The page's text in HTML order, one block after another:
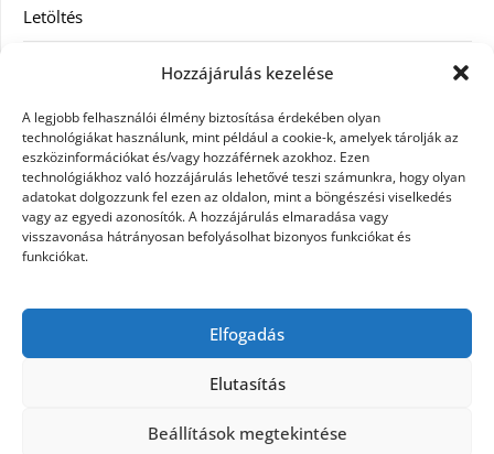
Hozzájárulás kezelése
A legjobb felhasználói élmény biztosítása érdekében olyan
technológiákat használunk, mint például a cookie-k, amelyek tárolják az
eszközinformációkat és/vagy hozzáférnek azokhoz. Ezen
technológiákhoz való hozzájárulás lehetővé teszi számunkra, hogy olyan
adatokat dolgozzunk fel ezen az oldalon, mint a böngészési viselkedés
vagy az egyedi azonosítók. A hozzájárulás elmaradása vagy
visszavonása hátrányosan befolyásolhat bizonyos funkciókat és
funkciókat.
Elfogadás
Elutasítás
Beállítások megtekintése
Letöltés
SEO
Szolgáltatás
Szórakozás
Táskák
Vásárlás-Eladás
Webáruház